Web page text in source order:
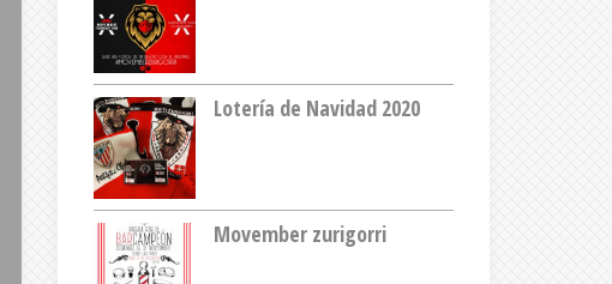
Lotería de Navidad 2020
Movember zurigorri